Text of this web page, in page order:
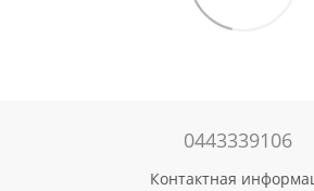
0443339106
Контактная